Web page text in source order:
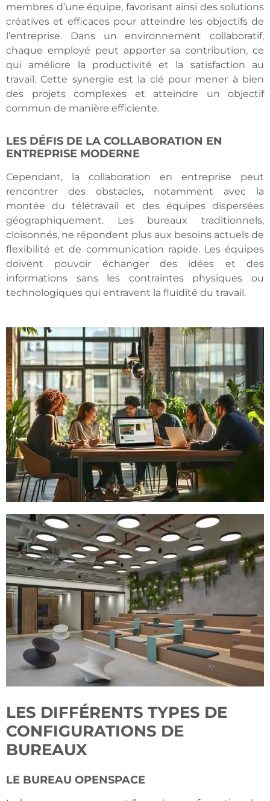
membres d’une équipe, favorisant ainsi des solutions
créatives et efficaces pour atteindre les objectifs de
l’entreprise. Dans un environnement collaboratif,
chaque employé peut apporter sa contribution, ce
qui améliore la productivité et la satisfaction au
travail. Cette synergie est la clé pour mener à bien
des projets complexes et atteindre un objectif
commun de manière efficiente.
LES DÉFIS DE LA COLLABORATION EN
ENTREPRISE MODERNE
Cependant, la collaboration en entreprise peut
rencontrer des obstacles, notamment avec la
montée du télétravail et des équipes dispersées
géographiquement. Les bureaux traditionnels,
cloisonnés, ne répondent plus aux besoins actuels de
flexibilité et de communication rapide. Les équipes
doivent pouvoir échanger des idées et des
informations sans les contraintes physiques ou
technologiques qui entravent la fluidité du travail.
LES DIFFÉRENTS TYPES DE
CONFIGURATIONS DE
BUREAUX
LE BUREAU OPENSPACE